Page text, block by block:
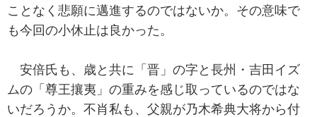
ことなく悲願に邁進するのではないか。その意味で
も今回の小休止は良かった。
安倍氏も、歳と共に「晋」の字と長州・吉田イズ
ムの「尊王攘夷」の重みを感じ取っているのではな
いだろうか。不肖私も、父親が乃木希典大将から付